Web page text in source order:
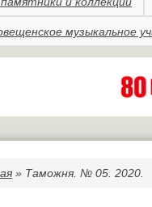
музыкальное
» Таможня. № 05. 2020.